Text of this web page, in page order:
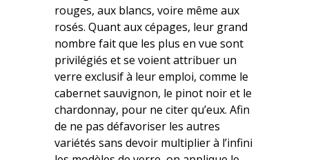
rouges, aux blancs, voire même aux
rosés. Quant aux cépages, leur grand
nombre fait que les plus en vue sont
privilégiés et se voient attribuer un
verre exclusif à leur emploi, comme le
cabernet sauvignon, le pinot noir et le
chardonnay, pour ne citer qu’eux. Afin
de ne pas défavoriser les autres
variétés sans devoir multiplier à l’infini